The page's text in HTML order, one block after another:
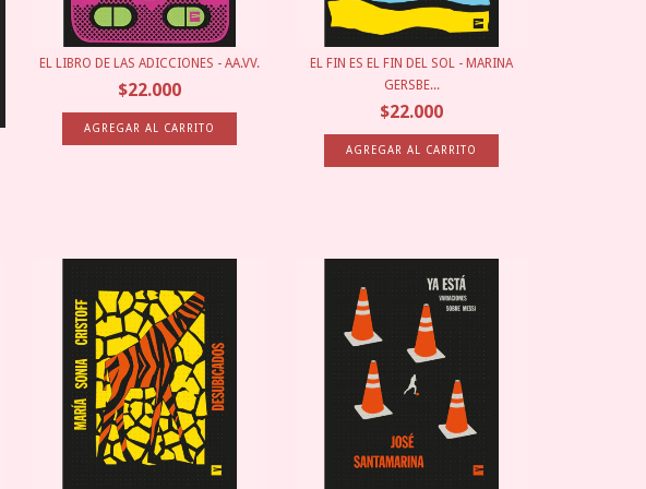
EL LIBRO DE LAS ADICCIONES - AA.VV.
$22.000
EL FIN ES EL FIN DEL SOL - MARINA
GERSBE...
$22.000